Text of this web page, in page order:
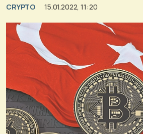
CRYPTO 15.01.2022, 11:20